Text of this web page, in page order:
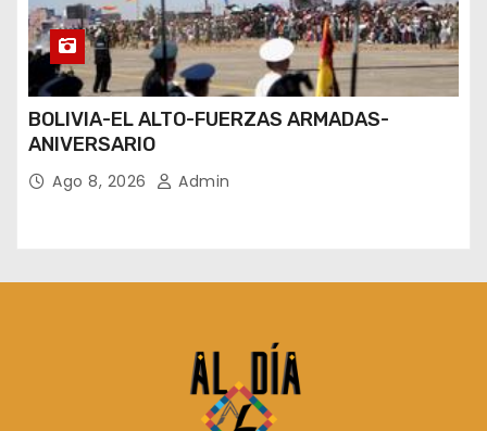
BOLIVIA-EL ALTO-FUERZAS ARMADAS-
ANIVERSARIO
Ago 8, 2026 Admin